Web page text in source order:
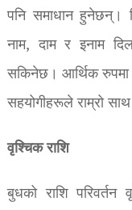
पनि समाधान हुनेछन्।
नाम, दाम र इनाम
सकिनेछ। आर्थिक रुपमा
सहयोगीहरूले राम्रो
वृश्चिक राशि
बुधको राशि